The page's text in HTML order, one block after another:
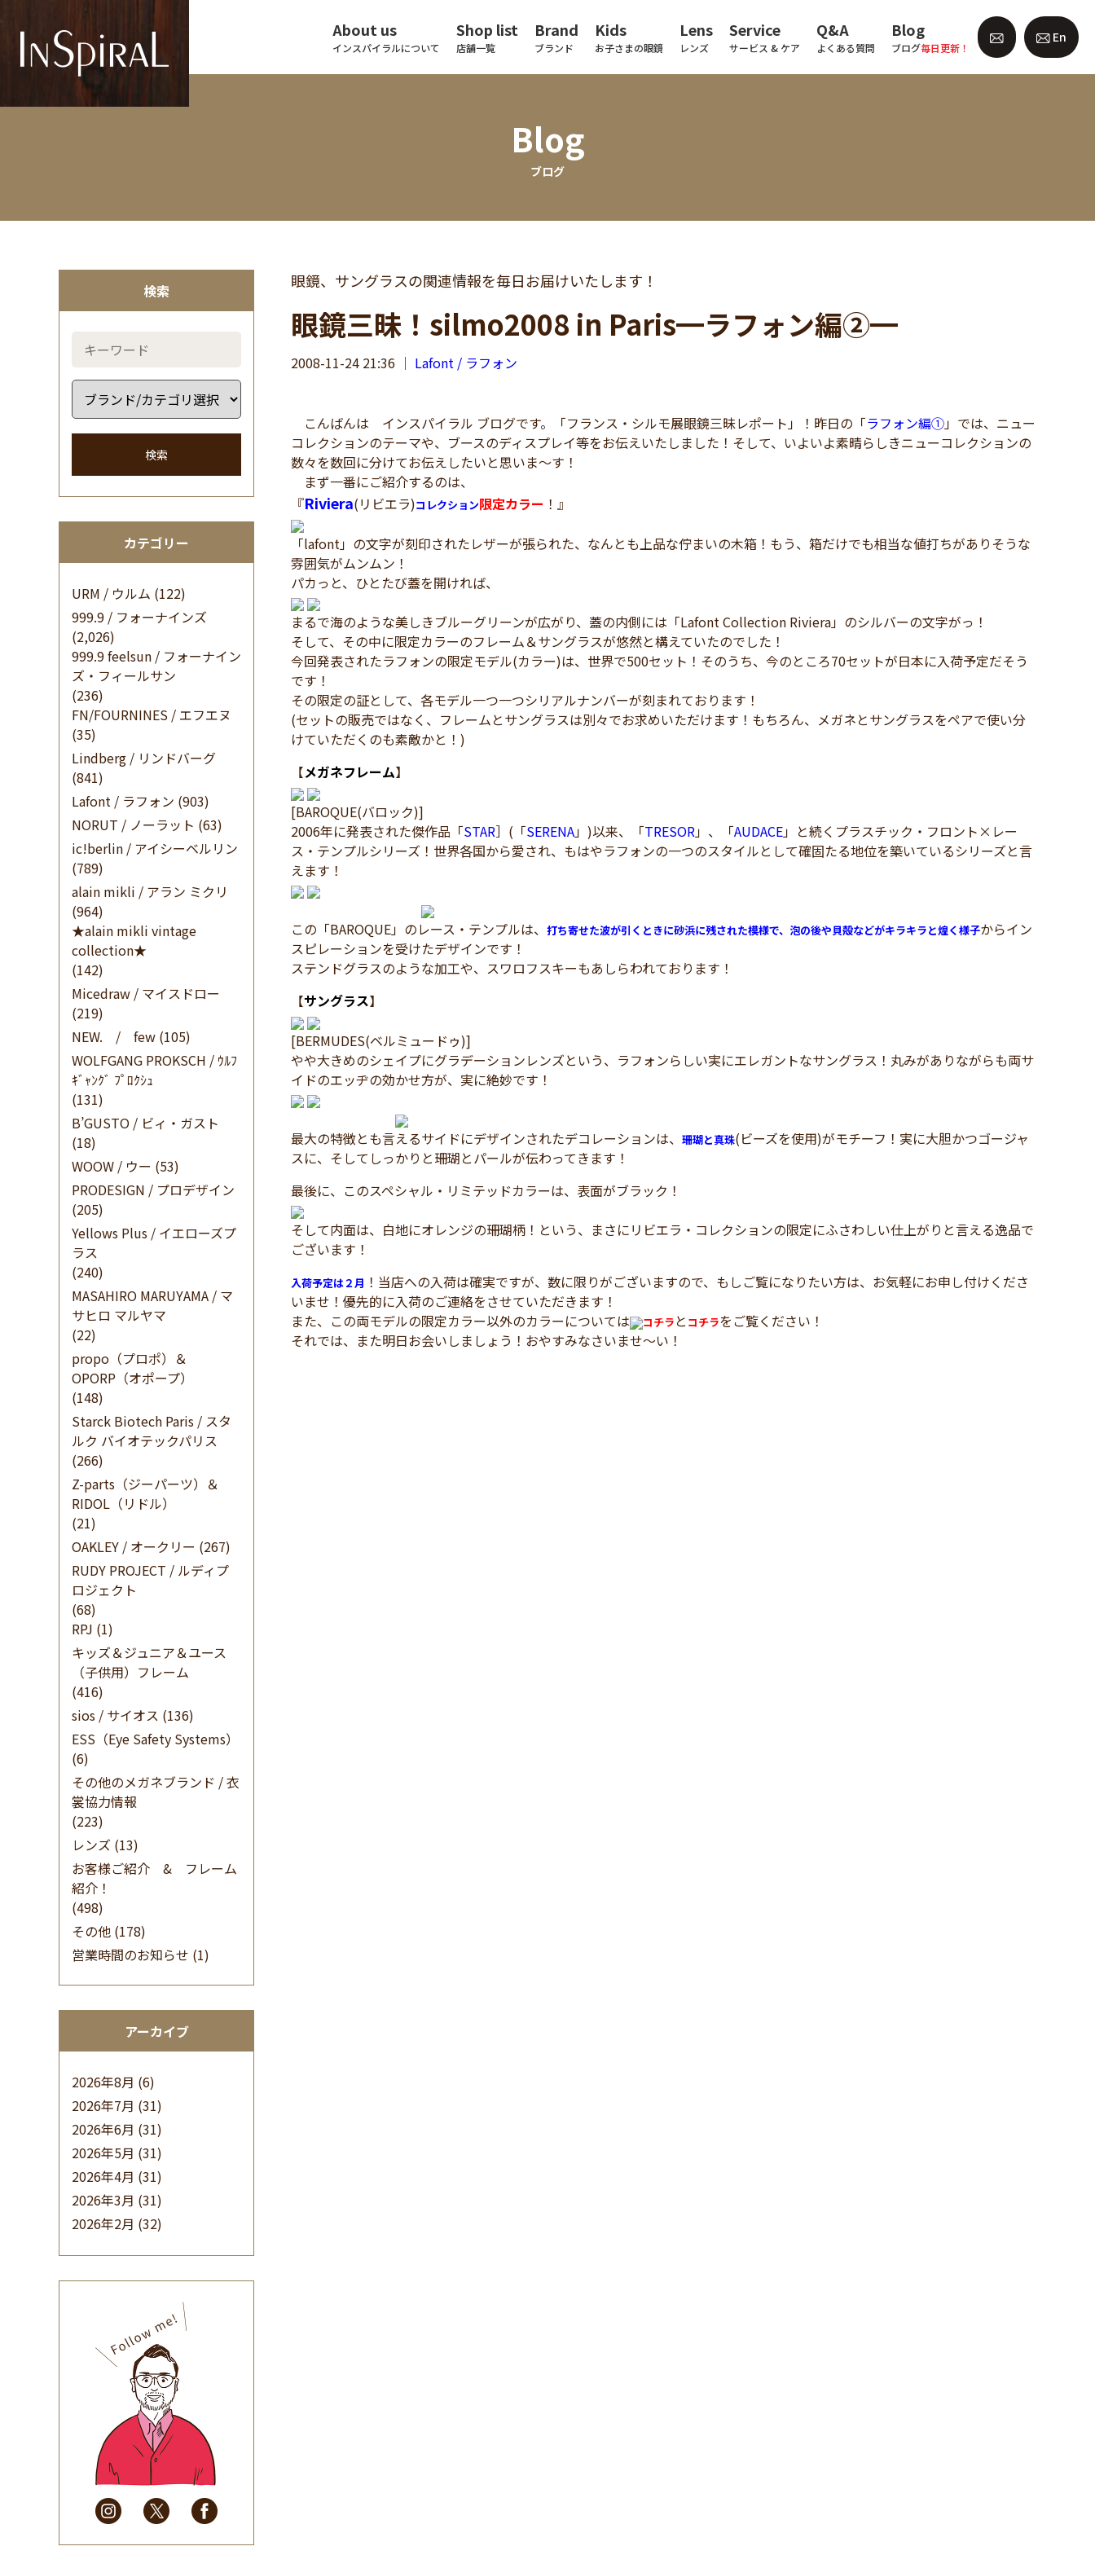
About us
インスパイラルについて
Shop list
店舗一覧
Brand
ブランド
Kids
お子さまの眼鏡
Lens
レンズ
Service
サービス & ケア
Q&A
よくある質問
Blog
ブログ毎日更新！
En
Blog
ブログ
検索
検索
カテゴリー
URM / ウルム (122)
999.9 / フォーナインズ
(2,026)
999.9 feelsun / フォーナイン
ズ・フィールサン
(236)
FN/FOURNINES / エフエヌ
(35)
Lindberg / リンドバーグ
(841)
Lafont / ラフォン (903)
NORUT / ノーラット (63)
ic!berlin / アイシーベルリン
(789)
alain mikli / アラン ミクリ
(964)
★alain mikli vintage
collection★
(142)
Micedraw / マイスドロー
(219)
NEW. / few (105)
WOLFGANG PROKSCH / ｳﾙﾌ
ｷﾞｬﾝｸﾞ ﾌﾟﾛｸｼｭ
(131)
B’GUSTO / ビィ・ガスト
(18)
WOOW / ウー (53)
PRODESIGN / プロデザイン
(205)
Yellows Plus / イエローズプ
ラス
(240)
MASAHIRO MARUYAMA / マ
サヒロ マルヤマ
(22)
propo（プロポ）＆
OPORP（オポープ）
(148)
Starck Biotech Paris / スタ
ルク バイオテックパリス
(266)
Z-parts（ジーパーツ）＆
RIDOL（リドル）
(21)
OAKLEY / オークリー (267)
RUDY PROJECT / ルディプ
ロジェクト
(68)
RPJ (1)
キッズ＆ジュニア＆ユース
（子供用）フレーム
(416)
sios / サイオス (136)
ESS（Eye Safety Systems）
(6)
その他のメガネブランド / 衣
裳協力情報
(223)
レンズ (13)
お客様ご紹介 & フレーム
紹介！
(498)
その他 (178)
営業時間のお知らせ (1)
アーカイブ
2026年8月 (6)
2026年7月 (31)
2026年6月 (31)
2026年5月 (31)
2026年4月 (31)
2026年3月 (31)
2026年2月 (32)
(32)
2025年9月(30)
2025年8月(31)
2025年7月(37)
2025年6月(48)
2025年5月
(41)
2025年4月
(32)
2025年3月(31)
2025年2月
(28)
2025年1月
(34)
眼鏡、サングラスの関連情報を毎日お届けいたします！
眼鏡三昧！silmo2008 in Paris━ラフォン編②━
2008-11-24 21:36 ｜ Lafont / ラフォン
こんばんは インスパイラル ブログです。「フランス・シルモ展眼鏡三昧レポート」！昨日の「ラフォン編①」では、ニュー
コレクションのテーマや、ブースのディスプレイ等をお伝えいたしました！そして、いよいよ素晴らしきニューコレクションの
数々を数回に分けてお伝えしたいと思いま～す！
まず一番にご紹介するのは、
『Riviera(リビエラ)コレクション限定カラー ！』
「lafont」の文字が刻印されたレザーが張られた、なんとも上品な佇まいの木箱！もう、箱だけでも相当な値打ちがありそうな
雰囲気がムンムン！
パカっと、ひとたび蓋を開ければ、
まるで海のような美しきブルーグリーンが広がり、蓋の内側には「Lafont Collection Riviera」のシルバーの文字がっ！
そして、その中に限定カラーのフレーム＆サングラスが悠然と構えていたのでした！
今回発表されたラフォンの限定モデル(カラー)は、世界で500セット！そのうち、今のところ70セットが日本に入荷予定だそう
です！
その限定の証として、各モデル一つ一つシリアルナンバーが刻まれております！
(セットの販売ではなく、フレームとサングラスは別々でお求めいただけます！もちろん、メガネとサングラスをペアで使い分
けていただくのも素敵かと！)
【メガネフレーム】
[BAROQUE(バロック)]
2006年に発表された傑作品「STAR］(「SERENA」)以来、「TRESOR」、「AUDACE」と続くプラスチック・フロント×レー
ス・テンプルシリーズ！世界各国から愛され、もはやラフォンの一つのスタイルとして確固たる地位を築いているシリーズと言
えます！
この「BAROQUE」のレース・テンプルは、 打ち寄せた波が引くときに砂浜に残された模様で、泡の後や貝殻などがキラキラと煌く様子からイン
スピレーションを受けたデザインです！
ステンドグラスのような加工や、スワロフスキーもあしらわれております！
【サングラス】
[BERMUDES(ベルミュードゥ)]
やや大きめのシェイプにグラデーションレンズという、ラフォンらしい実にエレガントなサングラス！丸みがありながらも両サ
イドのエッヂの効かせ方が、実に絶妙です！
最大の特徴とも言えるサイドにデザインされたデコレーションは、 珊瑚と真珠(ビーズを使用)がモチーフ！実に大胆かつゴージャ
スに、そしてしっかりと珊瑚とパールが伝わってきます！
最後に、このスペシャル・リミテッドカラーは、表面がブラック！
そして内面は、白地にオレンジの珊瑚柄！という、まさにリビエラ・コレクションの限定にふさわしい仕上がりと言える逸品で
ございます！
入荷予定は２月 ！当店への入荷は確実ですが、数に限りがございますので、もしご覧になりたい方は、お気軽にお申し付けくださ
いませ！優先的に入荷のご連絡をさせていただきます！
また、この両モデルの限定カラー以外のカラーについては
コチラ と コチラをご覧ください！
それでは、また明日お会いしましょう！おやすみなさいませ～い！